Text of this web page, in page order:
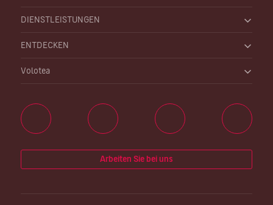
DIENSTLEISTUNGEN
ENTDECKEN
Volotea
Arbeiten Sie bei uns